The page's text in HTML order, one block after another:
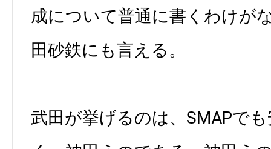
成について普通に書くわけが
田砂鉄にも言える。
武田が挙げるのは、SMAPで